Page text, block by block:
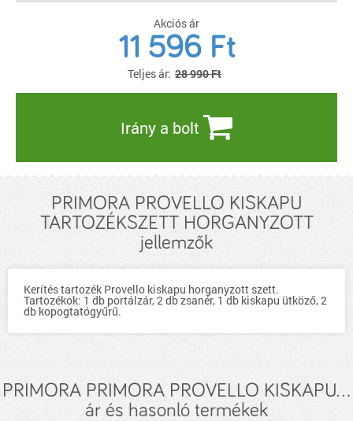
Akciós ár
11 596 Ft
Teljes ár: 28 990 Ft
Irány a bolt
PRIMORA PROVELLO KISKAPU
TARTOZÉKSZETT HORGANYZOTT
jellemzők
Kerítés tartozék Provello kiskapu horganyzott szett.
Tartozékok: 1 db portálzár, 2 db zsanér, 1 db kiskapu ütköző, 2
db kopogtatógyűrű.
PRIMORA PRIMORA PROVELLO KISKAPU...
ár és hasonló termékek